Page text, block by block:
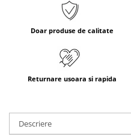
Doar produse de calitate
Returnare usoara si rapida
Descriere